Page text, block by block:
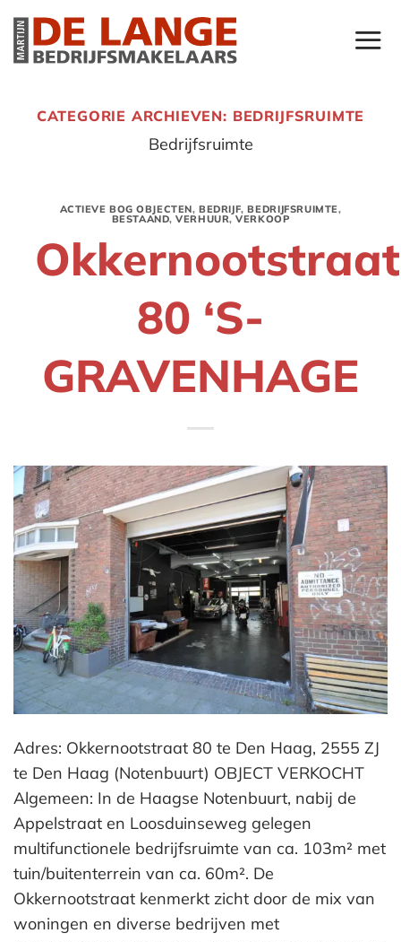
naar
inhoud
CATEGORIE ARCHIEVEN: BEDRIJFSRUIMTE
Bedrijfsruimte
ACTIEVE BOG OBJECTEN, BEDRIJF,BEDRIJFSRUIMTE,
BESTAAND,VERHUUR,VERKOOP
Okkernootstraat
80 ‘S-
GRAVENHAGE
Adres: Okkernootstraat 80 te Den Haag, 2555 ZJ
te Den Haag (Notenbuurt) OBJECT VERKOCHT
Algemeen: In de Haagse Notenbuurt, nabij de
Appelstraat en Loosduinseweg gelegen
multifunctionele bedrijfsruimte van ca. 103m² met
tuin/buitenterrein van ca. 60m². De
Okkernootstraat kenmerkt zicht door de mix van
woningen en diverse bedrijven met